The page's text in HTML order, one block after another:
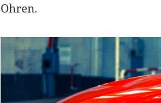
Ohren.